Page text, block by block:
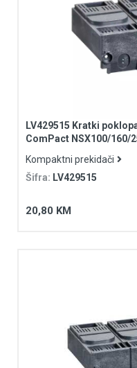
LV429515 Kratki
ComPact NSX100/160/
Kompaktni prekidači
Šifra: LV429515
20,80 KM